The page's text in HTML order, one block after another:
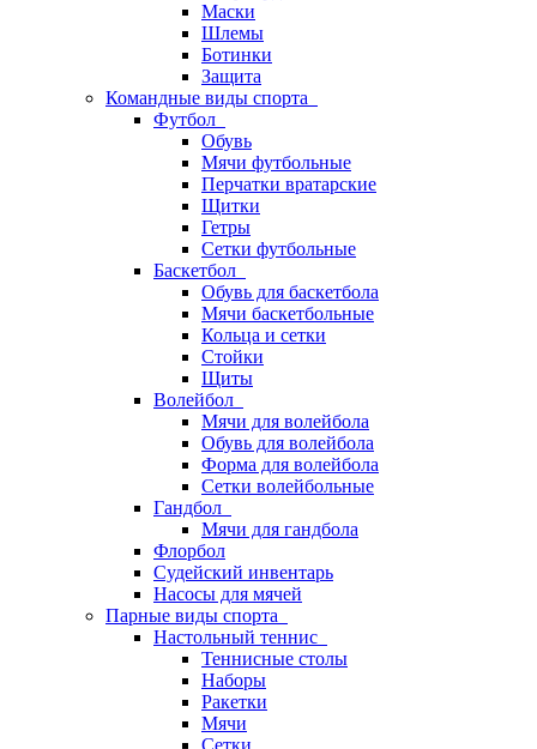
Маски
Шлемы
Ботинки
Защита
Командные виды спорта
Футбол
Обувь
Мячи футбольные
Перчатки вратарские
Щитки
Гетры
Сетки футбольные
Баскетбол
Обувь для баскетбола
Мячи баскетбольные
Кольца и сетки
Стойки
Щиты
Волейбол
Мячи для волейбола
Обувь для волейбола
Форма для волейбола
Сетки волейбольные
Гандбол
Мячи для гандбола
Флорбол
Судейский инвентарь
Насосы для мячей
Парные виды спорта
Настольный теннис
Теннисные столы
Наборы
Ракетки
Мячи
Сетки